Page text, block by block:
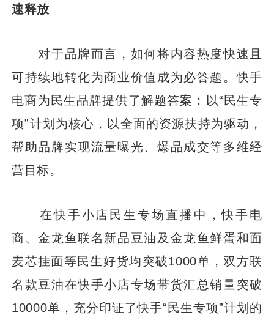
速释放
对于品牌而言，如何将内容热度快速且
可持续地转化为商业价值成为必答题。快手
电商为民生品牌提供了解题答案：以“民生专
项”计划为核心，以全面的资源扶持为驱动，
帮助品牌实现流量曝光、爆品成交等多维经
营目标。
在快手小店民生专场直播中，快手电
商、金龙鱼联名新品豆油及金龙鱼鲜蛋和面
麦芯挂面等民生好货均突破1000单，双方联
名款豆油在快手小店专场带货汇总销量突破
10000单，充分印证了快手“民生专项”计划的